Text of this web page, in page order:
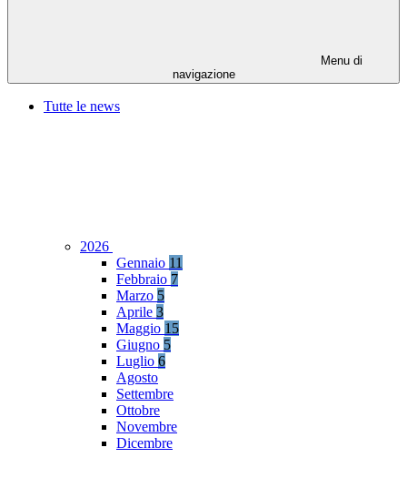
Menu di
navigazione
Tutte le news
2026
Gennaio 11
Febbraio 7
Marzo 5
Aprile 3
Maggio 15
Giugno 5
Luglio 6
Agosto
Settembre
Ottobre
Novembre
Dicembre